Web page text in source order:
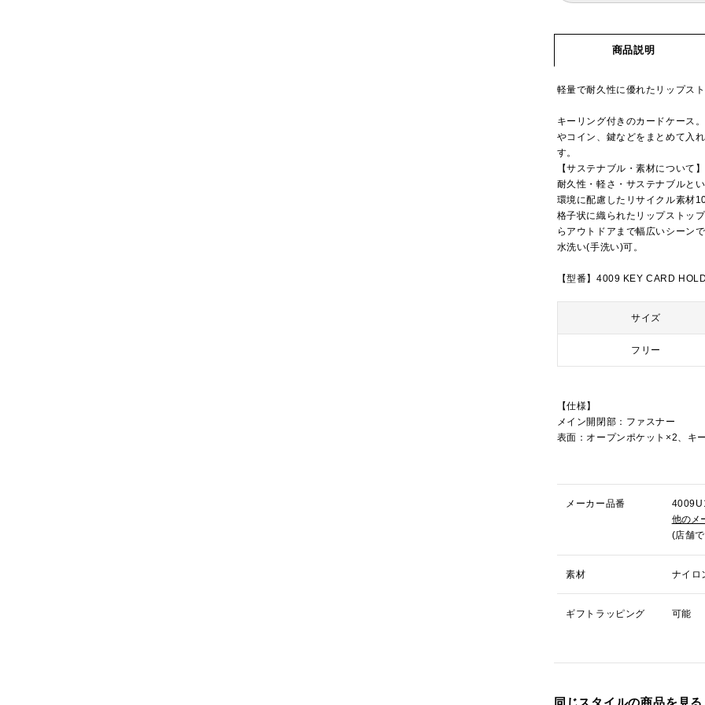
商品説明
軽量で耐久性に優れたリップス
キーリング付きのカードケース
やコイン、鍵などをまとめて入
す。
【サステナブル・素材について】
耐久性・軽さ・サステナブルと
環境に配慮したリサイクル素材
格子状に織られたリップストッ
らアウトドアまで幅広いシーン
水洗い(手洗い)可。
【型番】4009 KEY CARD
サイズ
フリー
【仕様】
メイン開閉部：ファスナー
表面：オープンポケット×2、キ
メーカー品番
他のメ
(店舗
素材 ナイロ
ギフトラッピング 可能
同じスタイルの商品を見る